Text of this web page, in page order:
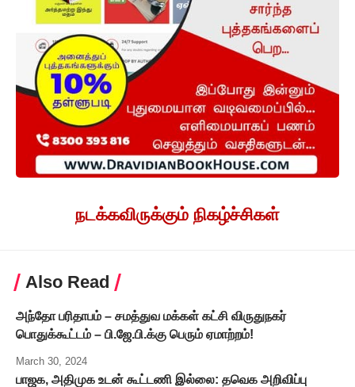
நடக்கவிருக்கும் நிகழ்ச்சிகள்
Also Read
அந்தோ பரிதாபம் – சமத்துவ மக்கள் கட்சி விருதுநகர்
பொதுக்கூட்டம் – பி.ஜே.பி.க்கு பெரும் ஏமாற்றம்!
March 30, 2024
பாஜக, அதிமுக உடன் கூட்டணி இல்லை: தவெக அறிவிப்பு